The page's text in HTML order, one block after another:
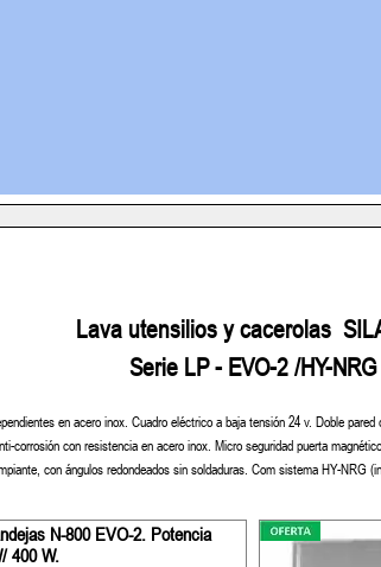
Lava utensilios y cacerolas
Serie LP - EVO-2 /HY-NRG
en acero inox. Cuadro eléctrico a baja tensión 24 v. Doble
corrosión con resistencia en acero inox. Micro seguridad puerta
con ángulos redondeados sin soldaduras. Com sistema HY-NRG
N-800 EVO-2. Potencia
400 W.